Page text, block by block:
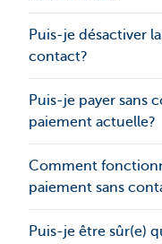
Puis-je désactiver
contact?
Puis-je payer sans
paiement actuelle?
Comment
paiement sans
Puis-je être sûr(e)